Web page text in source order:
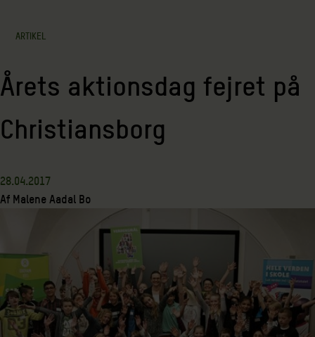
ARTIKEL
Årets aktionsdag fejret på
Christiansborg
28.04.2017
Af Malene Aadal Bo